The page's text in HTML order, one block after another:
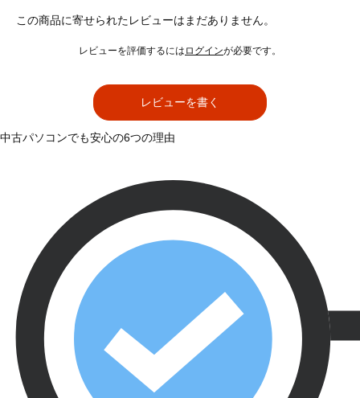
この商品に寄せられたレビューはまだありません。
レビューを評価するには ログインが必要です。
レビューを書く
中古パソコンでも安心の6つの理由